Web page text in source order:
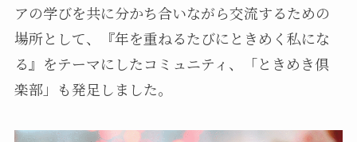
アの学びを共に分かち合いながら交流するための
場所として、『年を重ねるたびにときめく私にな
る』をテーマにしたコミュニティ、「ときめき倶
楽部」も発足しました。